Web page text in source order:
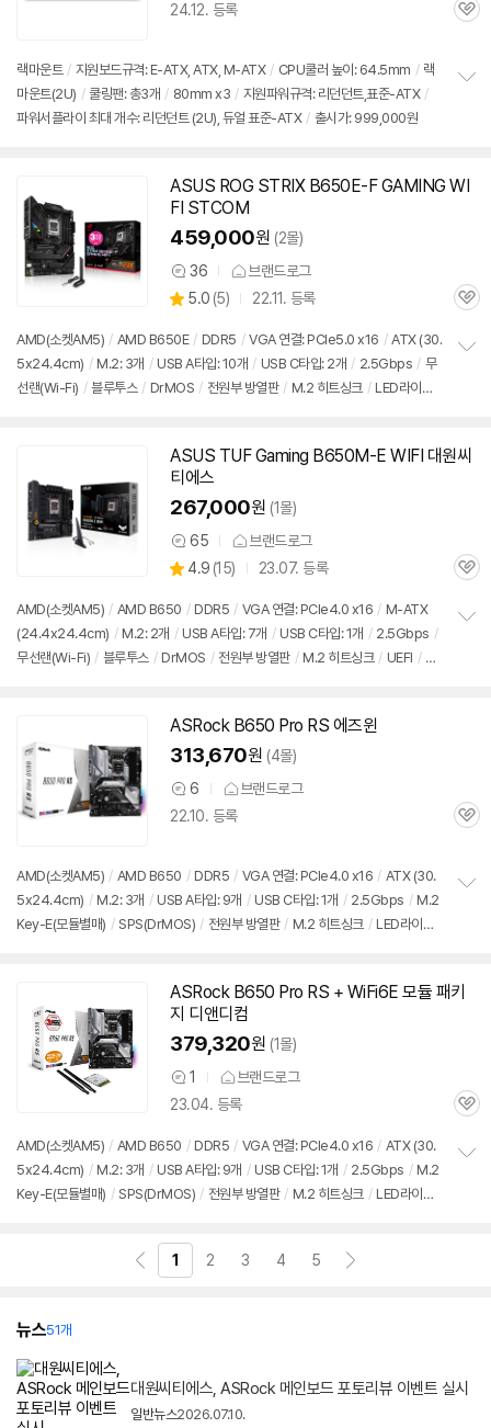
24.12. 등록
관
랙마운트 / 지원보드규격: E-ATX, ATX, M-ATX / CPU쿨러 높이: 64.5mm / 랙
마운트(2U) / 쿨링팬: 총3개 / 80mm x3 / 지원파워규격: 리던던트,표준-ATX /
파워서플라이 최대 개수: 리던던트 (2U), 듀얼 표준-ATX / 출시가: 999,000원
기
ASUS ROG STRIX B650E-F GAMING WI
FI STCOM
459,000원 (2몰)
상
품
견
36 브랜드로그
별
점
5.0 (상
리
뷰
5) 22.11. 등록
관
AMD(소켓AM5) / AMD B650E / DDR5 / VGA 연결: PCIe5.0 x16 / ATX (30.
5x24.4cm) / M.2: 3개 / USB A타입: 10개 / USB C타입: 2개 / 2.5Gbps / 무
선랜(Wi-Fi) / 블루투스 / DrMOS / 전원부 방열판 / M.2 히트싱크 / LED라이트
기
ASUS TUF Gaming B650M-E WIFI 대원씨
티에스
267,000원 (1몰)
상
품
견
65 브랜드로그
별
점
4.9 (상
리
뷰
15) 23.07. 등록
관
AMD(소켓AM5) / AMD B650 / DDR5 / VGA 연결: PCIe4.0 x16 / M-ATX
(24.4x24.4cm) / M.2: 2개 / USB A타입: 7개 / USB C타입: 1개 / 2.5Gbps /
무선랜(Wi-Fi) / 블루투스 / DrMOS / 전원부 방열판 / M.2 히트싱크 / UEFI / 출
ASRock B650 Pro RS 에즈윈
313,670원 (4몰)
상
품
6
브랜드로그
22.10. 등록
관
AMD(소켓AM5) / AMD B650 / DDR5 / VGA 연결: PCIe4.0 x16 / ATX (30.
5x24.4cm) / M.2: 3개 / USB A타입: 9개 / USB C타입: 1개 / 2.5Gbps / M.2
Key-E(모듈별매) / SPS(DrMOS) / 전원부 방열판 / M.2 히트싱크 / LED라이
ASRock B650 Pro RS + WiFi6E 모듈 패키
지 디앤디컴
379,320원 (1몰)
상
품
견
1
브랜드로그
23.04. 등록
관
AMD(소켓AM5) / AMD B650 / DDR5 / VGA 연결: PCIe4.0 x16 / ATX (30.
5x24.4cm) / M.2: 3개 / USB A타입: 9개 / USB C타입: 1개 / 2.5Gbps / M.2
Key-E(모듈별매) / SPS(DrMOS) / 전원부 방열판 / M.2 히트싱크 / LED라이
1 2 3 4 5
뉴스51개
대원씨티에스, ASRock 메인보드 포토리뷰 이벤트 실시
일반뉴스2026.07.10.